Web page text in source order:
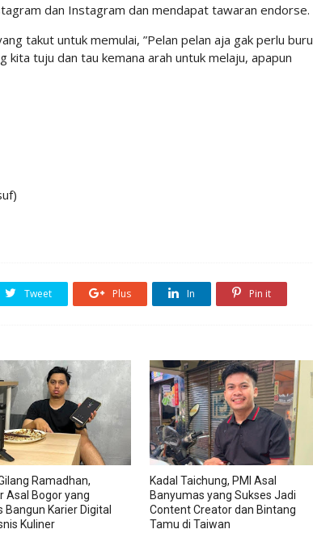
dan Instagram dan mendapat tawaran endorse.
takut untuk memulai, ”Pelan pelan aja gak perlu buru
kita tuju dan tau kemana arah untuk melaju, apapun
Tweet Plus In Pin it
Ramadhan,
Asal Bogor yang
Bangun Karier Digital
Kuliner
Kadal Taichung, PMI Asal
Banyumas yang Sukses Jadi
Content Creator dan Bintang
Tamu di Taiwan